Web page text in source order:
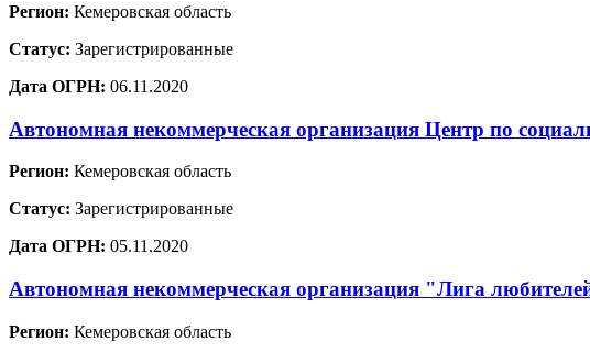
Регион: Кемеровская область
Статус: Зарегистрированные
Дата ОГРН: 06.11.2020
Автономная некоммерческая организация Центр по
Регион: Кемеровская область
Статус: Зарегистрированные
Дата ОГРН: 05.11.2020
Автономная некоммерческая организация "Лига
Регион: Кемеровская область